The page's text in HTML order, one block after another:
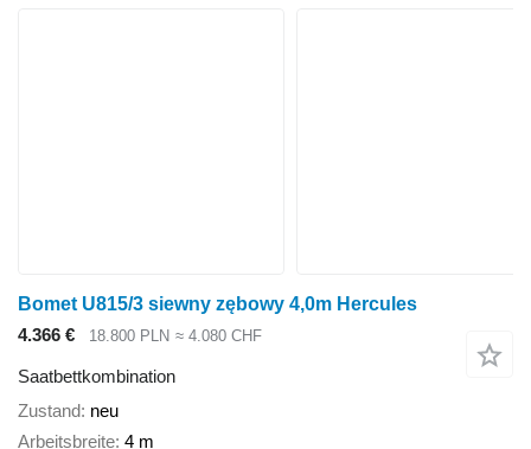
Bomet U815/3 siewny zębowy 4,0m Hercules
4.366 €
18.800 PLN ≈ 4.080 CHF
Saatbettkombination
Zustand neu
Arbeitsbreite 4 m